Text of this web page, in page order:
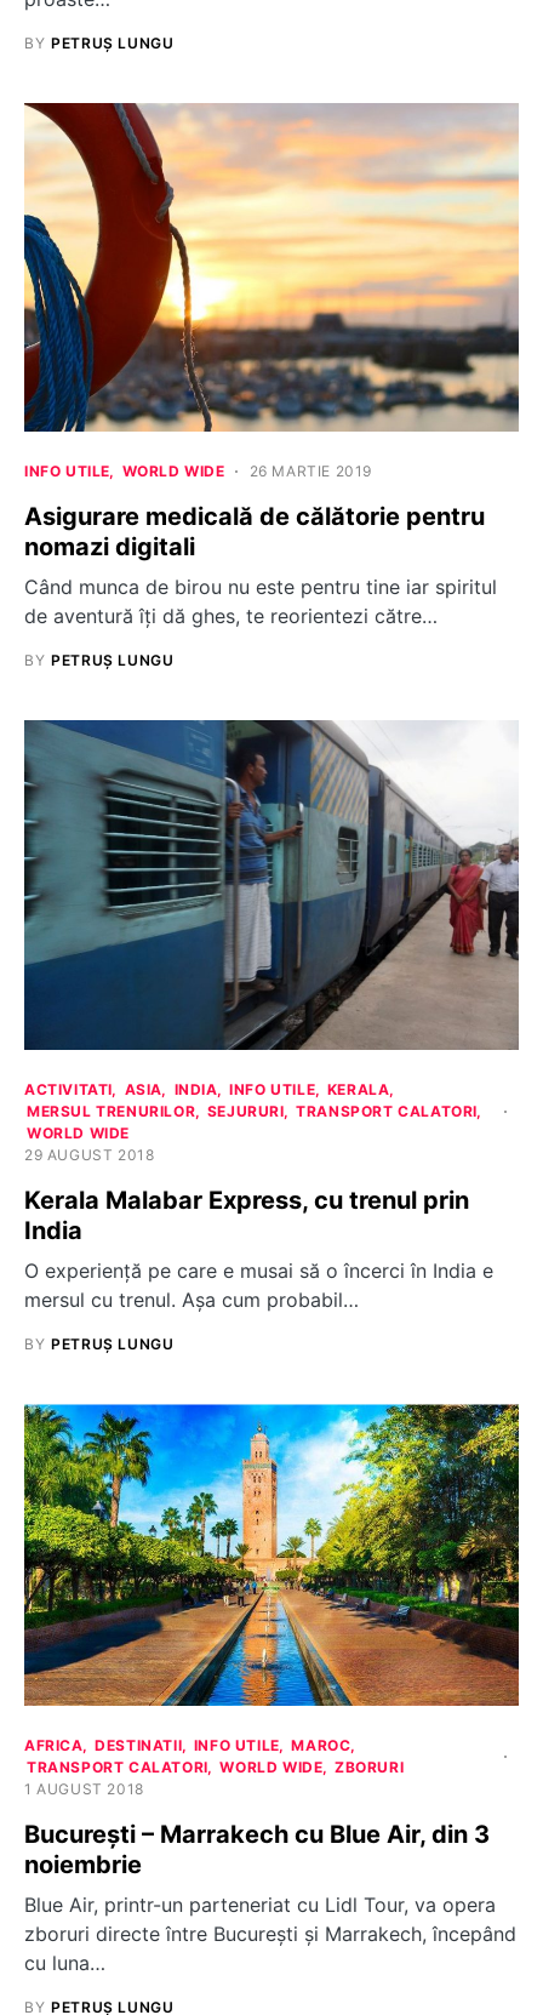
BY PETRUȘ LUNGU
INFO UTILE WORLD WIDE 26 MARTIE 2019
Asigurare medicală de călătorie pentru
nomazi digitali
Când munca de birou nu este pentru tine iar spiritul
de aventură îți dă ghes, te reorientezi către…
BY PETRUȘ LUNGU
ACTIVITATI ASIA INDIA INFO UTILE
KERALA
MERSUL TRENURILOR
SEJURURI
TRANSPORT CALATORI
WORLD WIDE
29 AUGUST 2018
Kerala Malabar Express, cu trenul prin
India
O experiență pe care e musai să o încerci în India e
mersul cu trenul. Așa cum probabil…
BY PETRUȘ LUNGU
AFRICA DESTINATII INFO UTILE
MAROC
TRANSPORT CALATORI
WORLD WIDE
ZBORURI
1 AUGUST 2018
București – Marrakech cu Blue Air, din 3
noiembrie
Blue Air, printr-un parteneriat cu Lidl Tour, va opera
zboruri directe între București și Marrakech, începând
cu luna…
BY PETRUȘ LUNGU